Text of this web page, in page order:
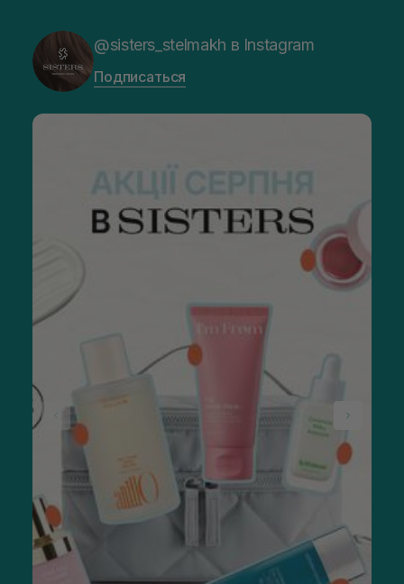
@sisters_stelmakh в Instagram
Подписаться